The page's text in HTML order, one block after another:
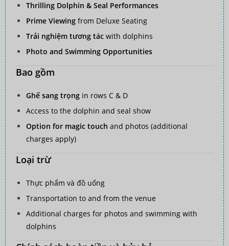
Thrilling Dolphin & Seal Performances
Prime Viewing from Deluxe Seating
Trải nghiệm tương tác with dolphins
Photo and Swimming Opportunities
Bao gồm
Ghế sang trọng in rows C & D
Access to the dolphin and seal show
Option for magic touch and photos (additional
charges apply)
Loại trừ
Thực phẩm và đồ uống
Transportation to and from the venue
Additional charges for photos and swimming with
dolphins